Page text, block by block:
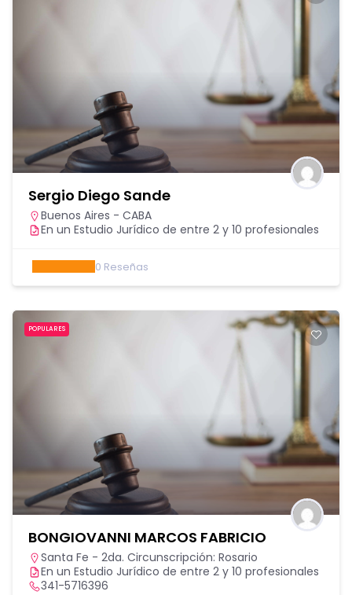
Sergio Diego Sande
Buenos Aires - CABA
En un Estudio Jurídico de entre 2 y 10 profesionales
0 Reseñas
POPULARES
BONGIOVANNI MARCOS FABRICIO
Santa Fe - 2da. Circunscripción: Rosario
En un Estudio Jurídico de entre 2 y 10 profesionales
341-5716396